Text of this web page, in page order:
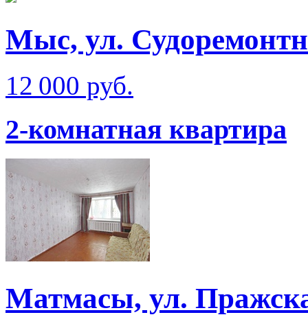
Мыс, ул.
12 000 руб.
2-комнатная квартира
Матмаcы, ул.